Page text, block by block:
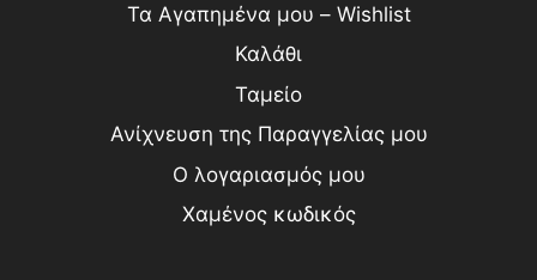
Τα Αγαπημένα μου – Wishlist
Καλάθι
Ταμείο
Ανίχνευση της Παραγγελίας μου
Ο λογαριασμός μου
Χαμένος κωδικός